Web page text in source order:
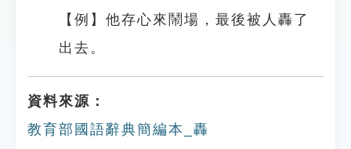
【例】他存心來鬧場，最後被人轟了
出去。
資料來源：
教育部國語辭典簡編本_轟